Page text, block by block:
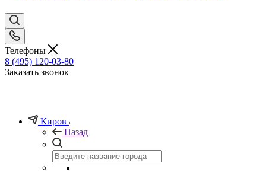
Телефоны
8 (495) 120-03-80
Заказать звонок
Киров
Назад